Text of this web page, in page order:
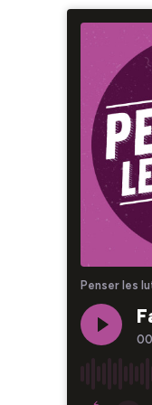
Penser les